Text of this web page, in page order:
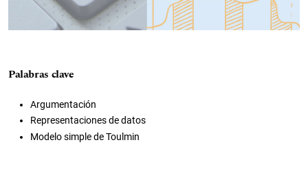
Palabras clave
Argumentación
Representaciones de datos
Modelo simple de Toulmin